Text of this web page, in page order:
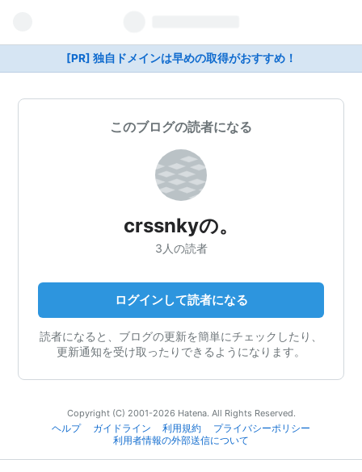
[PR] 独自ドメインは早めの取得がおすすめ！
このブログの読者になる
crssnkyの。
3人の読者
ログインして読者になる
読者になると、ブログの更新を簡単にチェックしたり、
更新通知を受け取ったりできるようになります。
Copyright (C) 2001-2026 Hatena. All Rights Reserved.
ヘルプ
ガイドライン 利用規約
プライバシーポリシー
利用者情報の外部送信について